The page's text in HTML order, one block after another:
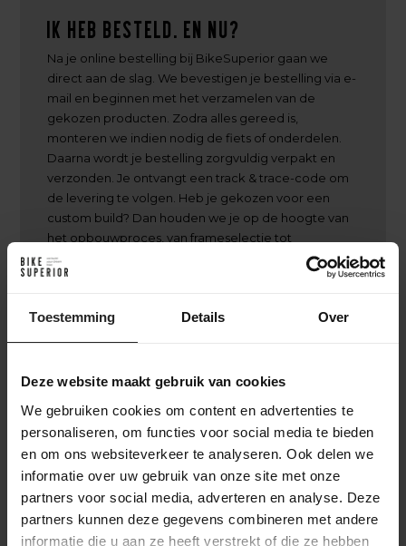
Toestemming Details Over
Deze website maakt gebruik van cookies
We gebruiken cookies om content en advertenties te
personaliseren, om functies voor social media te bieden
en om ons websiteverkeer te analyseren. Ook delen we
informatie over uw gebruik van onze site met onze
partners voor social media, adverteren en analyse. Deze
partners kunnen deze gegevens combineren met andere
informatie die u aan ze heeft verstrekt of die ze hebben
Ik heb besteld. En nu?
Na je online bestelling bij BikeSuperior gaan we
direct aan de slag. We bevestigen je bestelling via e-
mail en beginnen met het verzamelen van de
gekozen producten. Zodra alles gereed is,
monteren we indien nodig de fiets of onderdelen.
Daarna wordt je bestelling zorgvuldig verpakt en
verzonden. Je ontvangt een track & trace-code om
de levering te volgen. Heb je gekozen voor een
custom build? Dan houden we je op de hoogte van
het opbouwproces, van frameselectie tot
afmontage, zodat je precies weet wanneer je
unieke fiets klaar is
Achter de schermen bij BikeSuperior
Het leveringsproces
Na je bestelling verzamelt ons magazijnteam alle benodigde
onderdelen en bereidt ze voor op de werkplaats. In de
werkplaats wordt de fiets volledig opgebouwd en uitgebreid
getest. Daarna gaat de fiets naar het inpakstation in het